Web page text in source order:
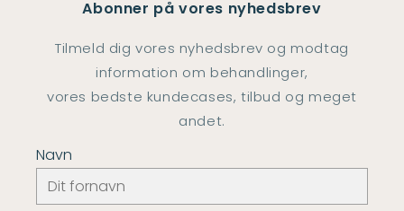
Abonner på vores nyhedsbrev
Tilmeld dig vores nyhedsbrev og modtag
information om behandlinger,
vores bedste kundecases, tilbud og meget
andet.
Navn